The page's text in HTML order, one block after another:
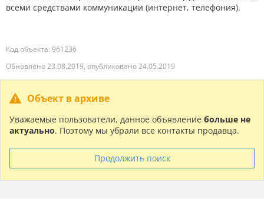
всеми средствами коммуникации (интернет, телефония).
Код объекта: 961236
Обновлено 23.08.2019, опубликовано 24.05.2019
Объект в архиве
Уважаемые пользователи, данное объявление больше не
актуально. Поэтому мы убрали все контакты продавца.
Продолжить поиск